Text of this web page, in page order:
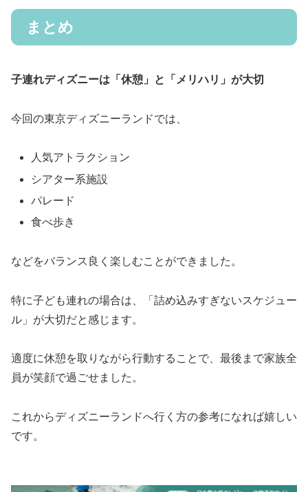
まとめ
子連れディズニーは「休憩」と「メリハリ」が大切
今回の東京ディズニーランドでは、
人気アトラクション
シアター系施設
パレード
食べ歩き
などをバランス良く楽しむことができました。
特に子ども連れの場合は、「詰め込みすぎないスケジュー
ル」が大切だと感じます。
適度に休憩を取りながら行動することで、最後まで家族全
員が笑顔で過ごせました。
これからディズニーランドへ行く方の参考になれば嬉しい
です。